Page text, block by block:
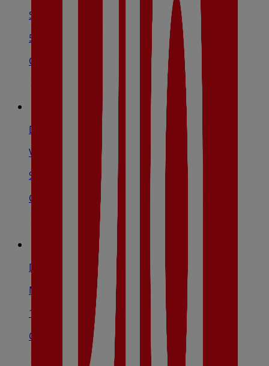
San Francisco Javier, 16, Azagra
5.9 km
Cerrado
Dia
Vadillos, 13, Pradejón
9.0 km
Cerrado
Dia
Maestro Tovar, 7, Autol
10.6 km
Cerrado